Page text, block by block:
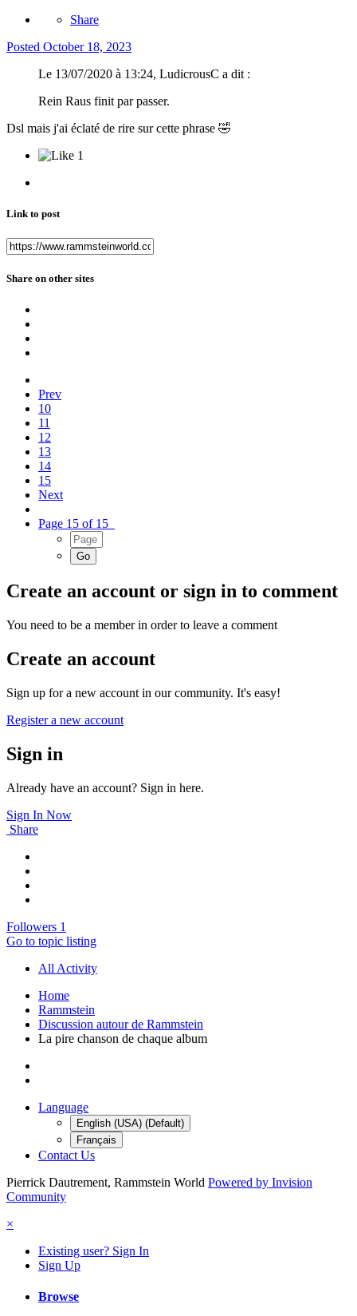
Share
Posted October 18, 2023
Le 13/07/2020 à 13:24, LudicrousC a dit :
Rein Raus finit par passer.
Dsl mais j'ai éclaté de rire sur cette phrase 🤣
1
Link to post
Share on other sites
Prev
10
11
12
13
14
15
Next
Page 15 of 15
Create an account or sign in to comment
You need to be a member in order to leave a comment
Create an account
Sign up for a new account in our community. It's easy!
Register a new account
Sign in
Already have an account? Sign in here.
Sign In Now
Share
Followers 1
Go to topic listing
All Activity
Home
Rammstein
Discussion autour de Rammstein
La pire chanson de chaque album
Language
English (USA) (Default)
Français
Contact Us
Pierrick Dautrement, Rammstein World Powered by Invision
Community
×
Existing user? Sign In
Sign Up
Browse